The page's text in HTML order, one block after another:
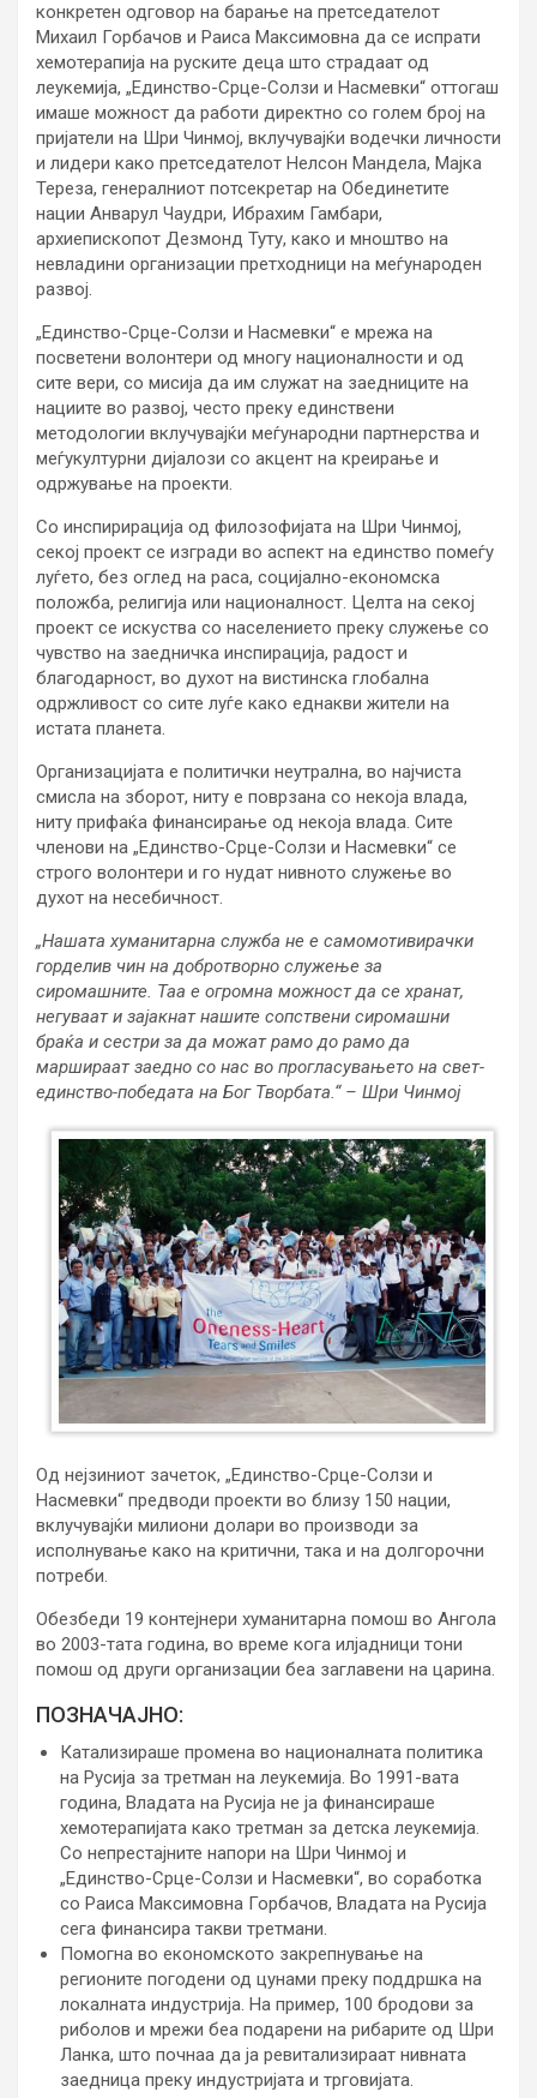
конкретен одговор на барање на претседателот
Михаил Горбачoв и Раиса Максимовна да се испрати
хемотерапија на руските деца што страдаат од
леукемија, „Единство-Срце-Солзи и Насмевки“ оттогаш
имаше можност да работи директно со голем број на
пријатели на Шри Чинмој, вклучувајќи водечки личности
и лидери како претседателот Нелсон Мандела, Мајка
Тереза, генералниот потсекретар на Обединетите
нации Анварул Чаудри, Ибрахим Гамбари,
архиепископот Дезмонд Туту, како и мноштво на
невладини организации претходници на меѓународен
развој.
„Единство-Срце-Солзи и Насмевки“ е мрежа на
посветени волонтери од многу националности и од
сите вери, со мисија да им служат на заедниците на
нациите во развој, често преку единствени
методологии вклучувајќи меѓународни партнерства и
меѓукултурни дијалози со акцент на креирање и
одржување на проекти.
Со инспирирација од филозофијата на Шри Чинмој,
секој проект се изгради во аспект на единство помеѓу
луѓето, без оглед на раса, социјално-економска
положба, религија или националност. Целта на секој
проект се искуства со населението преку служење со
чувство на заедничка инспирација, радост и
благодарност, во духот на вистинска глобална
одржливост со сите луѓе како еднакви жители на
истата планета.
Организацијата е политички неутрална, во најчиста
смисла на зборот, ниту е поврзана со некоја влада,
ниту прифаќа финансирање од некоја влада. Сите
членови на „Единство-Срце-Солзи и Насмевки“ се
строго волонтери и го нудат нивното служење во
духот на несебичност.
„Нашата хуманитарна служба не е самомотивирачки
горделив чин на добротворно служење за
сиромашните. Таа е огромна можност да се хранат,
негуваат и зајакнат нашите сопствени сиромашни
браќа и сестри за да можат рамо до рамо да
маршираат заедно со нас во прогласувањето на свет-
единство-победата на Бог Творбата.“ – Шри Чинмој
Од нејзиниот зачеток, „Единство-Срце-Солзи и
Насмевки“ предводи проекти во близу 150 нации,
вклучувајќи милиони долари во производи за
исполнување како на критични, така и на долгорочни
потреби.
Обезбеди 19 контејнери хуманитарна помош во Ангола
во 2003-тата година, во време кога илјадници тони
помош од други организации беа заглавени на царина.
ПОЗНАЧАЈНО:
Катализираше промена во националната политика
на Русија за третман на леукемија. Во 1991-вата
година, Владата на Русија не ја финансираше
хемотерапијата како третман за детска леукемија.
Со непрестајните напори на Шри Чинмој и
„Единство-Срце-Солзи и Насмевки“, во соработка
со Раиса Максимовна Горбачов, Владата на Русија
сега финансира такви третмани.
Помогна во економското закрепнување на
регионите погодени од цунами преку поддршка на
локалната индустрија. На пример, 100 бродови за
риболов и мрежи беа подарени на рибарите од Шри
Ланка, што почнаа да ја ревитализираат нивната
заедница преку индустријата и трговијата.